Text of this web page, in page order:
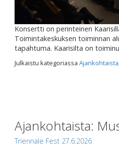
Konsertti on perinteinen
Toimintakeskuksen toiminnan
tapahtuma. Kaarisilta on
Julkaistu kategoriassa Ajankohtaista
Ajankohtaista:
Triennale Fest 27.6.2026